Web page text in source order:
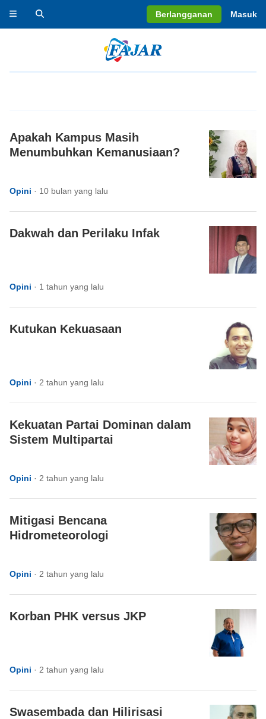
Berlangganan Masuk
Apakah Kampus Masih
Menumbuhkan Kemanusiaan?
Opini · 10 bulan yang lalu
Dakwah dan Perilaku Infak
Opini · 1 tahun yang lalu
Kutukan Kekuasaan
Opini · 2 tahun yang lalu
Kekuatan Partai Dominan dalam
Sistem Multipartai
Opini · 2 tahun yang lalu
Mitigasi Bencana
Hidrometeorologi
Opini · 2 tahun yang lalu
Korban PHK versus JKP
Opini · 2 tahun yang lalu
Swasembada dan Hilirisasi